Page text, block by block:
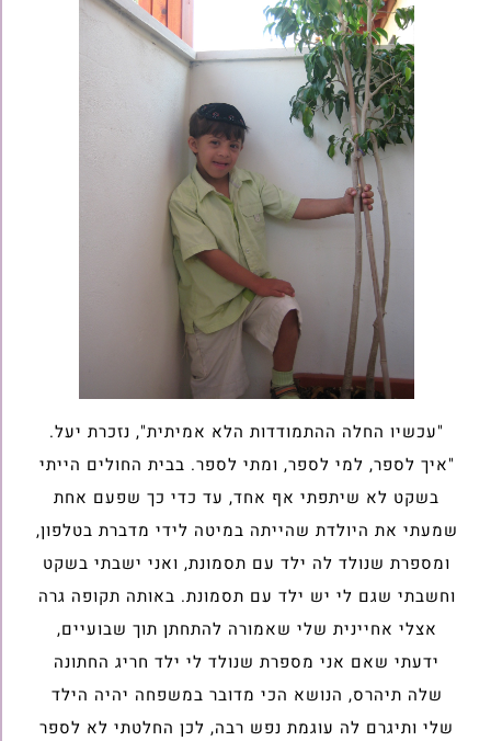
"עכשיו החלה ההתמודדות הלא אמיתית", נזכרת יעל.
"איך לספר, למי לספר, ומתי לספר. בבית החולים הייתי
בשקט לא שיתפתי אף אחד, עד כדי כך שפעם אחת
שמעתי את היולדת שהייתה במיטה לידי מדברת בטלפון,
ומספרת שנולד לה ילד עם תסמונת, ואני ישבתי בשקט
וחשבתי שגם לי יש ילד עם תסמונת. באותה תקופה גרה
אצלי אחיינית שלי שאמורה להתחתן תוך שבועיים,
ידעתי שאם אני מספרת שנולד לי ילד חריג החתונה
שלה תיהרס, הנושא הכי מדובר במשפחה יהיה הילד
שלי ותיגרם לה עוגמת נפש רבה, לכן החלטתי לא לספר